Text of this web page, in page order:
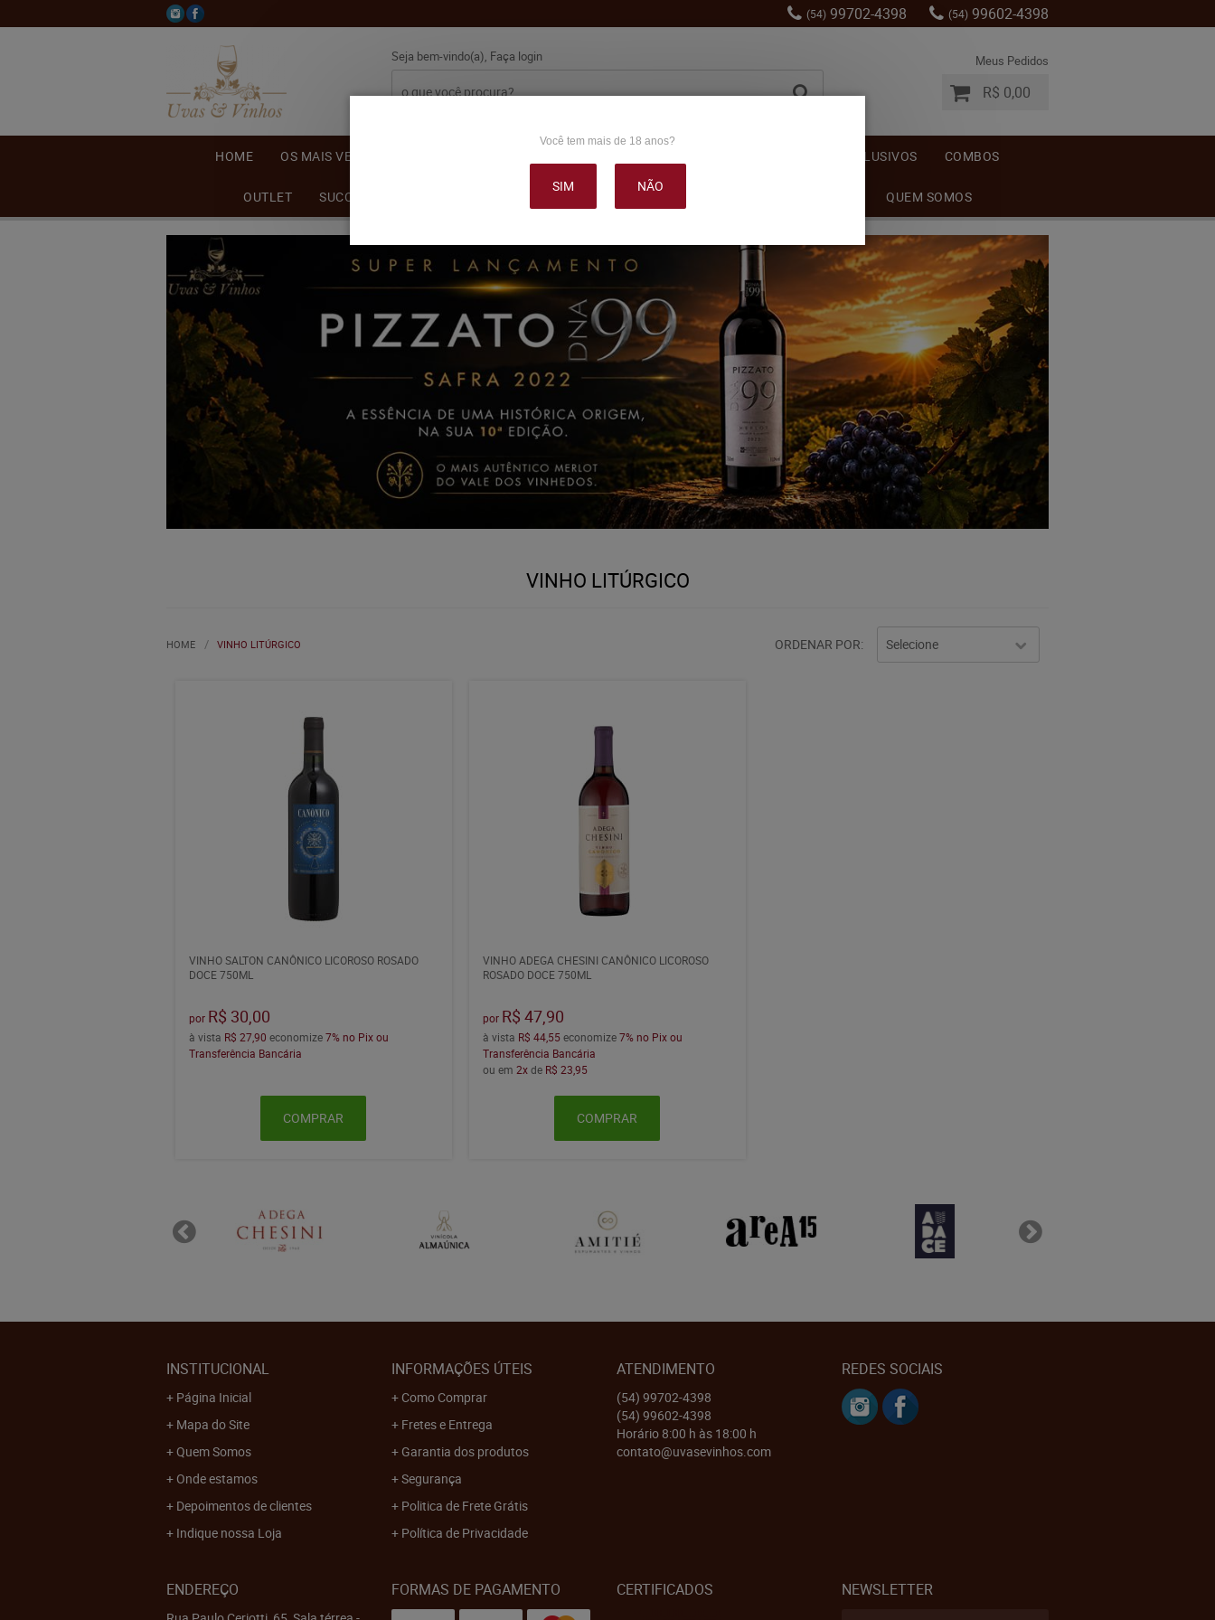
(54) 99702-4398 (54) 99602-4398
Seja bem-vindo(a), Faça login Meus Pedidos
R$ 0,00
HOME OS MAIS VENDIDOS EXCLUSIVOS COMBOS
OUTLET SUCO DE UVA DELICATÉSSE & ACESSÓRIOS QUEM SOMOS
VINHO LITÚRGICO
HOME VINHO LITÚRGICO ORDENAR POR Selecione
VINHO SALTON CANÔNICO LICOROSO ROSADO
DOCE 750ML
por R$ 30,00
à vista R$ 27,90 economize7% no Pix ou
Transferência Bancária
COMPRAR
VINHO ADEGA CHESINI CANÔNICO LICOROSO
ROSADO DOCE 750ML
por R$ 47,90
à vista R$ 44,55economize7% no Pix ou
Transferência Bancária
ou em2xde R$ 23,95
COMPRAR
INSTITUCIONAL
Página Inicial
Mapa do Site
Quem Somos
Onde estamos
Depoimentos de clientes
Indique nossa Loja
INFORMAÇÕES ÚTEIS
Como Comprar
Fretes e Entrega
Garantia dos produtos
Segurança
Politica de Frete Grátis
Política de Privacidade
ATENDIMENTO
(54) 99702-4398
(54) 99602-4398
Horário 8:00 h às 18:00 h
contato@uvasevinhos.com
REDES SOCIAIS
ENDEREÇO FORMAS DE PAGAMENTO CERTIFICADOS NEWSLETTER
Você tem mais de 18 anos?
SIM NÃO